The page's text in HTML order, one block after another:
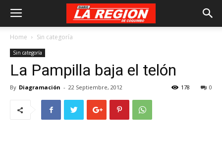
Home Sin categoría
Sin categoría
La Pampilla baja el telón
By Diagramación - 22 Septiembre, 2012 0
178